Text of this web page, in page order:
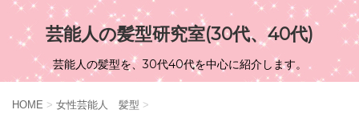
芸能人の髪型研究室(30代、40代)
芸能人の髪型を、30代40代を中心に紹介します。
HOME > 女性芸能人 髪型 >